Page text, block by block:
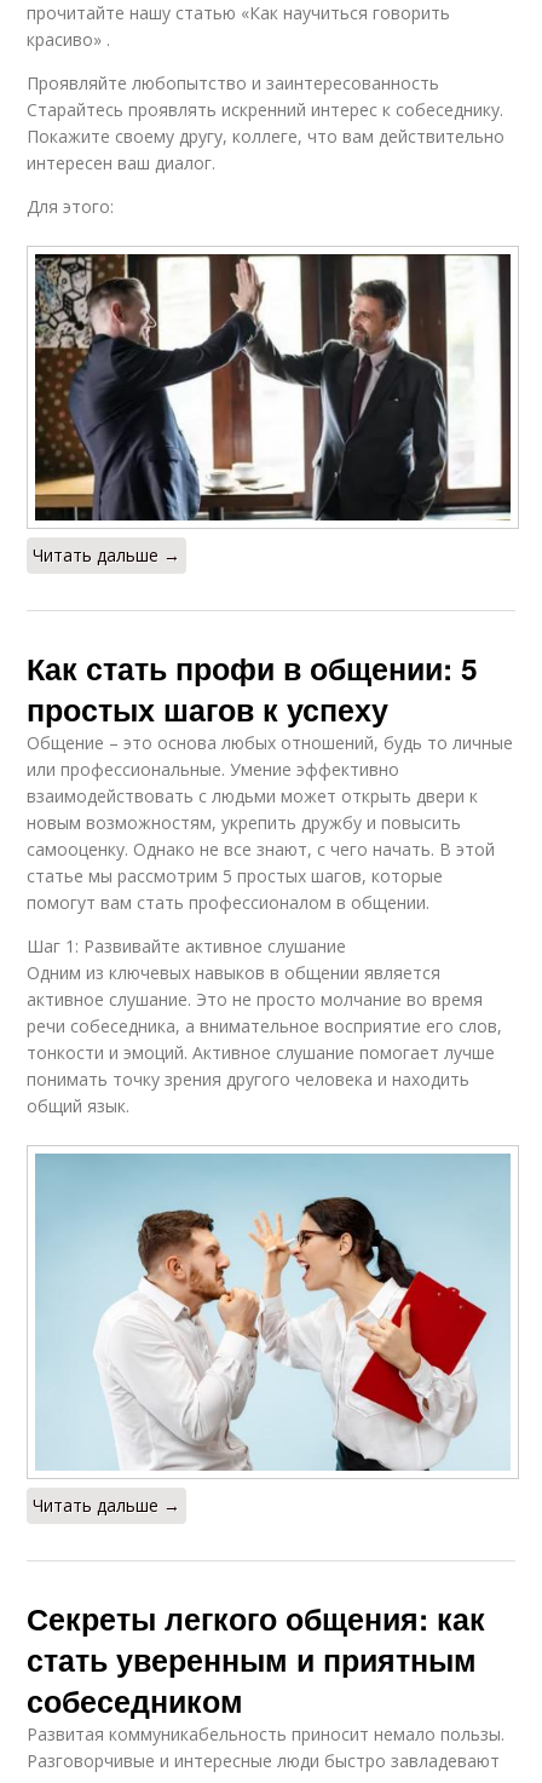
прочитайте нашу статью «Как научиться говорить
красиво» .
Проявляйте любопытство и заинтересованность
Старайтесь проявлять искренний интерес к собеседнику.
Покажите своему другу, коллеге, что вам действительно
интересен ваш диалог.
Для этого:
Читать дальше →
Как стать профи в общении: 5
простых шагов к успеху
Общение – это основа любых отношений, будь то личные
или профессиональные. Умение эффективно
взаимодействовать с людьми может открыть двери к
новым возможностям, укрепить дружбу и повысить
самооценку. Однако не все знают, с чего начать. В этой
статье мы рассмотрим 5 простых шагов, которые
помогут вам стать профессионалом в общении.
Шаг 1: Развивайте активное слушание
Одним из ключевых навыков в общении является
активное слушание. Это не просто молчание во время
речи собеседника, а внимательное восприятие его слов,
тонкости и эмоций. Активное слушание помогает лучше
понимать точку зрения другого человека и находить
общий язык.
Читать дальше →
Секреты легкого общения: как
стать уверенным и приятным
собеседником
Развитая коммуникабельность приносит немало пользы.
Разговорчивые и интересные люди быстро завладевают